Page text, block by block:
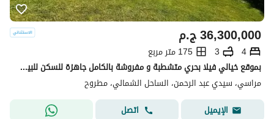
ج.م36,300,000
4
3
175 متر مربع
بموقع خيالي فيلا بحري متشطبة و مفروشة بالكامل جاهزة للسكن للبيع في مراسي - الساحل الشمالي
مراسي، سيدي عبد الرحمن، الساحل الشمالي، مطروح
الإيميل
اتصل